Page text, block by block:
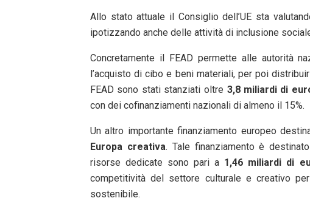
Allo stato attuale il Consiglio dell’UE sta
ipotizzando anche delle attività di inclusione
Concretamente il FEAD permette alle autorità
l’acquisto di cibo e beni materiali, per poi
FEAD sono stati stanziati oltre 3,8 miliardi di
con dei cofinanziamenti nazionali di almeno il 15%.
Un altro importante finanziamento europeo
Europa creativa. Tale finanziamento è
risorse dedicate sono pari a 1,46 miliardi di
competitività del settore culturale e creativo
sostenibile.